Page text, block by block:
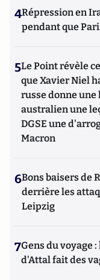
4Répression en
pendant que
5Le Point révèle
que Xavier Niel
russe donne une
australien une
DGSE une
Macron
6Bons baisers de
derrière les
Leipzig
7Gens du voyage
d'Attal fait des